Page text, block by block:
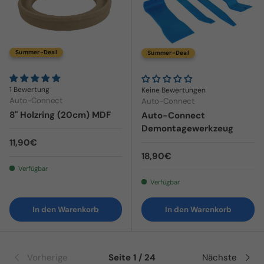
Summer-Deal
1 Bewertung
Auto-Connect
8" Holzring (20cm) MDF
Normaler Preis
11,90€
Verfügbar
In den Warenkorb
Summer-Deal
Keine Bewertungen
Auto-Connect
Auto-Connect
Demontagewerkzeug
Normaler Preis
18,90€
Verfügbar
In den Warenkorb
Vorherige Seite 1 / 24 Nächste